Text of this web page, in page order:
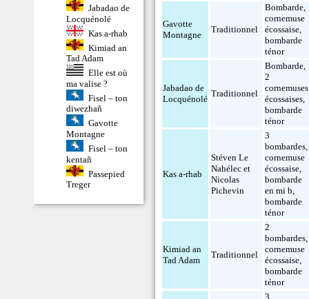
Jabadao de
Locquénolé
Kas a-rhab
Kimiad an
Tad Adam
Elle est où
ma valise ?
Fisel – ton
diwezhañ
Gavotte
Montagne
Fisel – ton
kentañ
Passepied
Treger
Gavotte
Montagne
Traditionnel
Bombarde,
cornemuse
écossaise,
bombarde
ténor
Jabadao de
Locquénolé
Traditionnel
Bombarde,
2
cornemuses
écossaises,
bombarde
ténor
Kas a-rhab
Stéven Le
Nahélec et
Nicolas
Pichevin
3
bombardes,
cornemuse
écossaise,
bombarde
en mi b,
bombarde
ténor
Kimiad an
Tad Adam
Traditionnel
2
bombardes,
cornemuse
écossaise,
bombarde
ténor
3